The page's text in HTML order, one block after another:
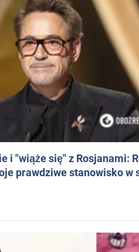
i "wiąże się" z Rosjanami:
prawdziwe stanowisko w